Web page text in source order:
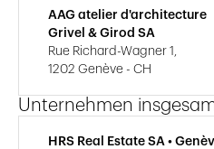
AAG atelier d'architecture
Grivel & Girod SA
Rue Richard-Wagner 1,
1202 Genève - CH
Unternehmen
HRS Real Estate SA •